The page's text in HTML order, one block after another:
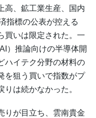
高、鉱工業生産、国内
指標の公表が控える
買いは限定された。一
）推論向けの半導体開
ハイテク分野の材料の
を狙う買いで指数がプ
は続かなかった。
りが目立ち、雲南貴金